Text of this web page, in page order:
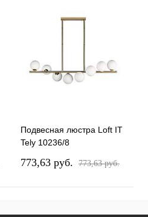
Подвесная люстра Loft IT
Tely 10236/8
773,63 pуб. 773,63 pуб.